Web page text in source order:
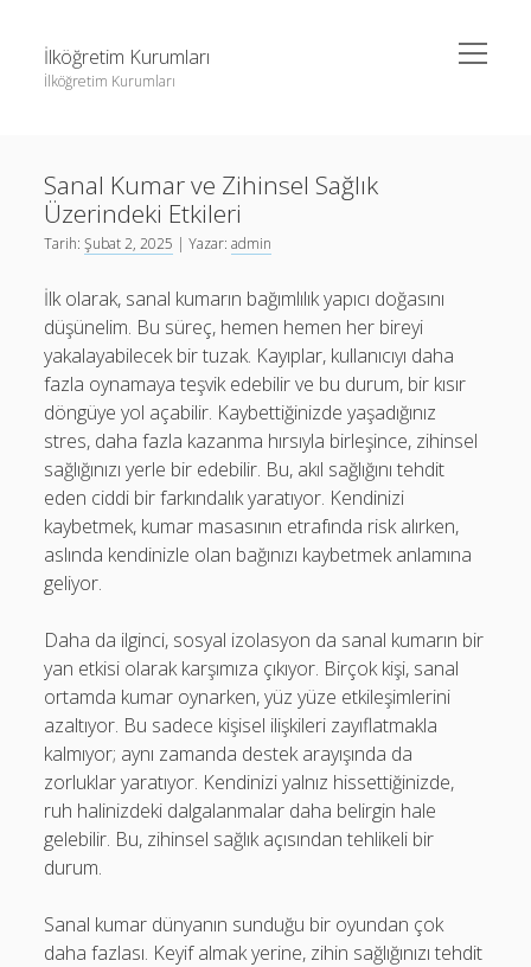
İlköğretim Kurumları
İlköğretim Kurumları
menüyü
aç
Sayfa Listesi
Spotify Dinlenme Gönderme Hilesi Parasız
Twitter Profil Resmi Kalite Sorunu
Liste
Spotify Dinlenme Gönderme Hilesi Parasız
Threads Takipçi Yükseltme Hilesi
Twitter Profil Resmi Kalite Sorunu
Sanal Kumar ve Zihinsel Sağlık
Üzerindeki Etkileri
Tarih:Şubat 2, 2025 | Yazar:admin
İlk olarak, sanal kumarın bağımlılık yapıcı doğasını
düşünelim. Bu süreç, hemen hemen her bireyi
yakalayabilecek bir tuzak. Kayıplar, kullanıcıyı daha
fazla oynamaya teşvik edebilir ve bu durum, bir kısır
döngüye yol açabilir. Kaybettiğinizde yaşadığınız
stres, daha fazla kazanma hırsıyla birleşince, zihinsel
sağlığınızı yerle bir edebilir. Bu, akıl sağlığını tehdit
eden ciddi bir farkındalık yaratıyor. Kendinizi
kaybetmek, kumar masasının etrafında risk alırken,
aslında kendinizle olan bağınızı kaybetmek anlamına
geliyor.
Daha da ilginci, sosyal izolasyon da sanal kumarın bir
yan etkisi olarak karşımıza çıkıyor. Birçok kişi, sanal
ortamda kumar oynarken, yüz yüze etkileşimlerini
azaltıyor. Bu sadece kişisel ilişkileri zayıflatmakla
kalmıyor; aynı zamanda destek arayışında da
zorluklar yaratıyor. Kendinizi yalnız hissettiğinizde,
ruh halinizdeki dalgalanmalar daha belirgin hale
gelebilir. Bu, zihinsel sağlık açısından tehlikeli bir
durum.
Sanal kumar dünyanın sunduğu bir oyundan çok
daha fazlası. Keyif almak yerine, zihin sağlığınızı tehdit